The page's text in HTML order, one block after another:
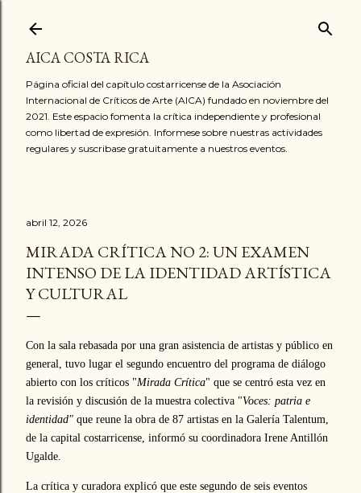
AICA COSTA RICA
Página oficial del capítulo costarricense de la Asociación
Internacional de Críticos de Arte (AICA) fundado en noviembre del
2021. Este espacio fomenta la crítica independiente y profesional
como libertad de expresión. Informese sobre nuestras actividades
regulares y suscribase gratuitamente a nuestros eventos.
abril 12, 2026
MIRADA CRÍTICA NO 2: UN EXAMEN
INTENSO DE LA IDENTIDAD ARTÍSTICA
Y CULTURAL
Con la sala rebasada por una gran asistencia de artistas y público en
general, tuvo lugar el segundo encuentro del programa de diálogo
abierto con los críticos "Mirada Crítica" que se centró esta vez en
la revisión y discusión de la muestra colectiva "Voces: patria e
identidad" que reune la obra de 87 artistas en la Galería Talentum,
de la capital costarricense, informó su coordinadora Irene Antillón
Ugalde.
La crítica y curadora explicó que este segundo de seis eventos